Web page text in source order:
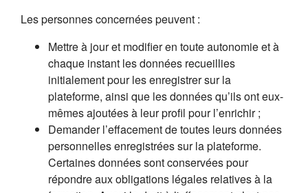
Les personnes concernées peuvent :
Mettre à jour et modifier en toute autonomie et à
chaque instant les données recueillies
initialement pour les enregistrer sur la
plateforme, ainsi que les données qu’ils ont eux-
mêmes ajoutées à leur profil pour l’enrichir ;
Demander l’effacement de toutes leurs données
personnelles enregistrées sur la plateforme.
Certaines données sont conservées pour
répondre aux obligations légales relatives à la